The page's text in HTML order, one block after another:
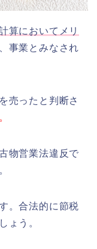
算においてメリ
事業とみなされ
売ったと判断さ
物営業法違反で
。合法的に節税
ょう。